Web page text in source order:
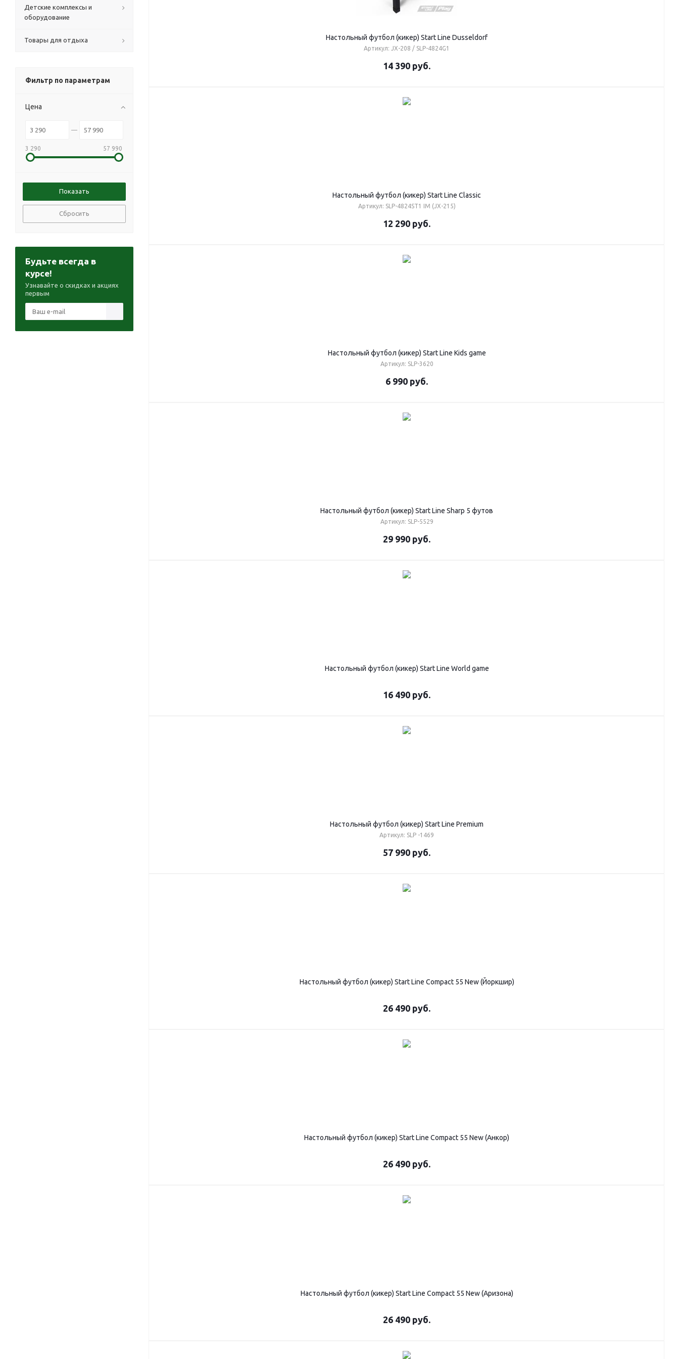
Настольный футбол (кикер) Start Line Dusseldorf
Артикул: JX-208 / SLP-4824G1
14 390 руб.
Настольный футбол (кикер) Start Line Сlassic
Артикул: SLP-4824ST1 IM (JX-215)
12 290 руб.
Настольный футбол (кикер) Start Line Kids game
Артикул: SLP-3620
6 990 руб.
Настольный футбол (кикер) Start Line Sharp 5 футов
Артикул: SLP-5529
29 990 руб.
Настольный футбол (кикер) Start Line World game
16 490 руб.
Настольный футбол (кикер) Start Line Premium
Артикул: SLP -1469
57 990 руб.
Настольный футбол (кикер) Start Line Compact 55 New (Йоркшир)
26 490 руб.
Настольный футбол (кикер) Start Line Compact 55 New (Анкор)
26 490 руб.
Настольный футбол (кикер) Start Line Compact 55 New (Аризона)
26 490 руб.
Детские комплексы и
оборудование
Товары для отдыха
Фильтр по параметрам
Цена
3 290 57 990
Сбросить
Будьте всегда в
курсе!
Узнавайте о скидках и акциях
первым